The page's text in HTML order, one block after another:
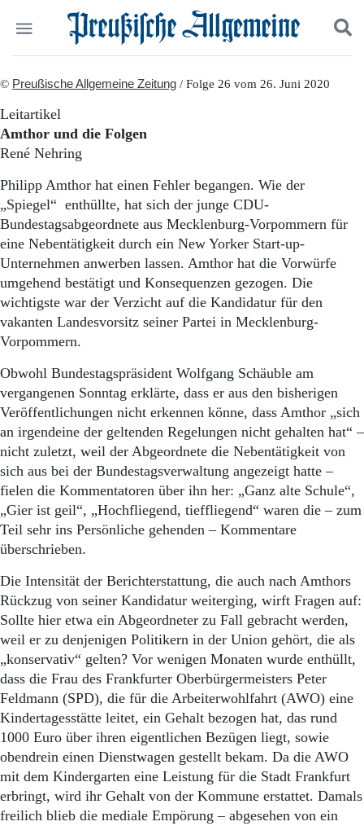
Start
Aktuelle Ausgabe
Abonnenten-Login
Abonnent werden
Abo Prämien
Archiv
Mediadaten
Politik
Geschichte
Ostpreußen
Pommern
Berlin-Brandenburg
Schlesien
Danzig und Westpreußen
Bücher
Kontakt
Impressum
Datenschutz
Suchen und finden
© Preußische Allgemeine Zeitung / Folge 26 vom 26. Juni 2020
Leitartikel
Amthor und die Folgen
René Nehring
Philipp Amthor hat einen Fehler begangen. Wie der
„Spiegel“ enthüllte, hat sich der junge CDU-
Bundestagsabgeordnete aus Mecklenburg-Vorpommern für
eine Nebentätigkeit durch ein New Yorker Start-up-
Unternehmen anwerben lassen. Amthor hat die Vorwürfe
umgehend bestätigt und Konsequenzen gezogen. Die
wichtigste war der Verzicht auf die Kandidatur für den
vakanten Landesvorsitz seiner Partei in Mecklenburg-
Vorpommern.
Obwohl Bundestagspräsident Wolfgang Schäuble am
vergangenen Sonntag erklärte, dass er aus den bisherigen
Veröffentlichungen nicht erkennen könne, dass Amthor „sich
an irgendeine der geltenden Regelungen nicht gehalten hat“ –
nicht zuletzt, weil der Abgeordnete die Nebentätigkeit von
sich aus bei der Bundestagsverwaltung angezeigt hatte –
fielen die Kommentatoren über ihn her: „Ganz alte Schule“,
„Gier ist geil“, „Hochfliegend, tieffliegend“ waren die – zum
Teil sehr ins Persönliche gehenden – Kommentare
überschrieben.
Die Intensität der Berichterstattung, die auch nach Amthors
Rückzug von seiner Kandidatur weiterging, wirft Fragen auf:
Sollte hier etwa ein Abgeordneter zu Fall gebracht werden,
weil er zu denjenigen Politikern in der Union gehört, die als
„konservativ“ gelten? Vor wenigen Monaten wurde enthüllt,
dass die Frau des Frankfurter Oberbürgermeisters Peter
Feldmann (SPD), die für die Arbeiterwohlfahrt (AWO) eine
Kindertagesstätte leitet, ein Gehalt bezogen hat, das rund
1000 Euro über ihren eigentlichen Bezügen liegt, sowie
obendrein einen Dienstwagen gestellt bekam. Da die AWO
mit dem Kindergarten eine Leistung für die Stadt Frankfurt
erbringt, wird ihr Gehalt von der Kommune erstattet. Damals
freilich blieb die mediale Empörung – abgesehen von ein